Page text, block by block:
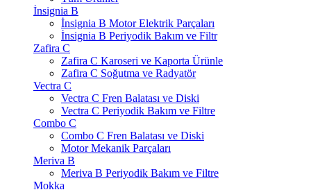
İnsignia B
İnsignia B Motor Elektrik Parçaları
İnsignia B Periyodik Bakım ve Filtr
Zafira C
Zafira C Karoseri ve Kaporta Ürünle
Zafira C Soğutma ve Radyatör
Vectra C
Vectra C Fren Balatası ve Diski
Vectra C Periyodik Bakım ve Filtre
Combo C
Combo C Fren Balatası ve Diski
Motor Mekanik Parçaları
Meriva B
Meriva B Periyodik Bakım ve Filtre
Mokka